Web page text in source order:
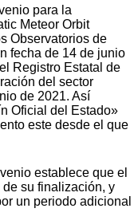
para la
Meteor Orbit
Observatorios de
fecha de 14 de junio
Registro Estatal de
del sector
de 2021. Así
Oficial del Estado»
este desde el que
establece que el
su finalización, y
un periodo adicional